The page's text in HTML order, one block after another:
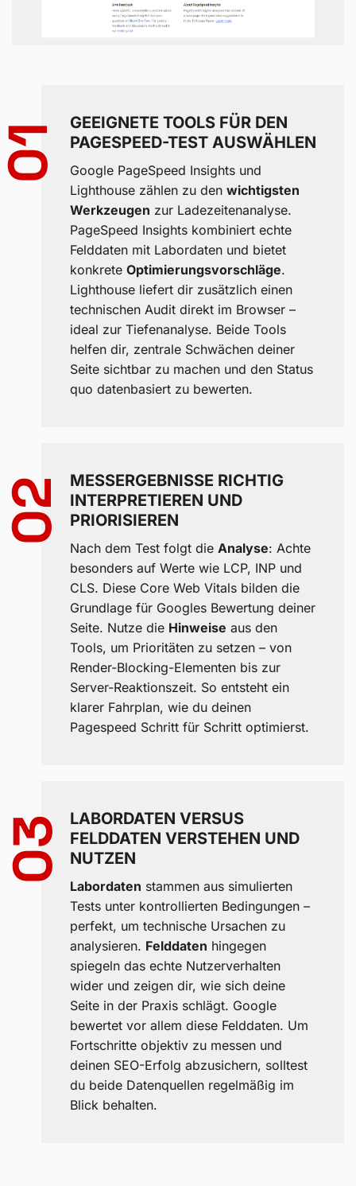
GEEIGNETE TOOLS FÜR DEN
PAGESPEED-TEST AUSWÄHLEN
Google PageSpeed Insights und
Lighthouse zählen zu den wichtigsten
Werkzeugen zur Ladezeitenanalyse.
PageSpeed Insights kombiniert echte
Felddaten mit Labordaten und bietet
konkrete Optimierungsvorschläge.
Lighthouse liefert dir zusätzlich einen
technischen Audit direkt im Browser –
ideal zur Tiefenanalyse. Beide Tools
helfen dir, zentrale Schwächen deiner
Seite sichtbar zu machen und den Status
quo datenbasiert zu bewerten.
MESSERGEBNISSE RICHTIG
INTERPRETIEREN UND
PRIORISIEREN
Nach dem Test folgt die Analyse: Achte
besonders auf Werte wie LCP, INP und
CLS. Diese Core Web Vitals bilden die
Grundlage für Googles Bewertung deiner
Seite. Nutze die Hinweise aus den
Tools, um Prioritäten zu setzen – von
Render-Blocking-Elementen bis zur
Server-Reaktionszeit. So entsteht ein
klarer Fahrplan, wie du deinen
Pagespeed Schritt für Schritt optimierst.
LABORDATEN VERSUS
FELDDATEN VERSTEHEN UND
NUTZEN
Labordaten stammen aus simulierten
Tests unter kontrollierten Bedingungen –
perfekt, um technische Ursachen zu
analysieren. Felddaten hingegen
spiegeln das echte Nutzerverhalten
wider und zeigen dir, wie sich deine
Seite in der Praxis schlägt. Google
bewertet vor allem diese Felddaten. Um
Fortschritte objektiv zu messen und
deinen SEO-Erfolg abzusichern, solltest
du beide Datenquellen regelmäßig im
Blick behalten.